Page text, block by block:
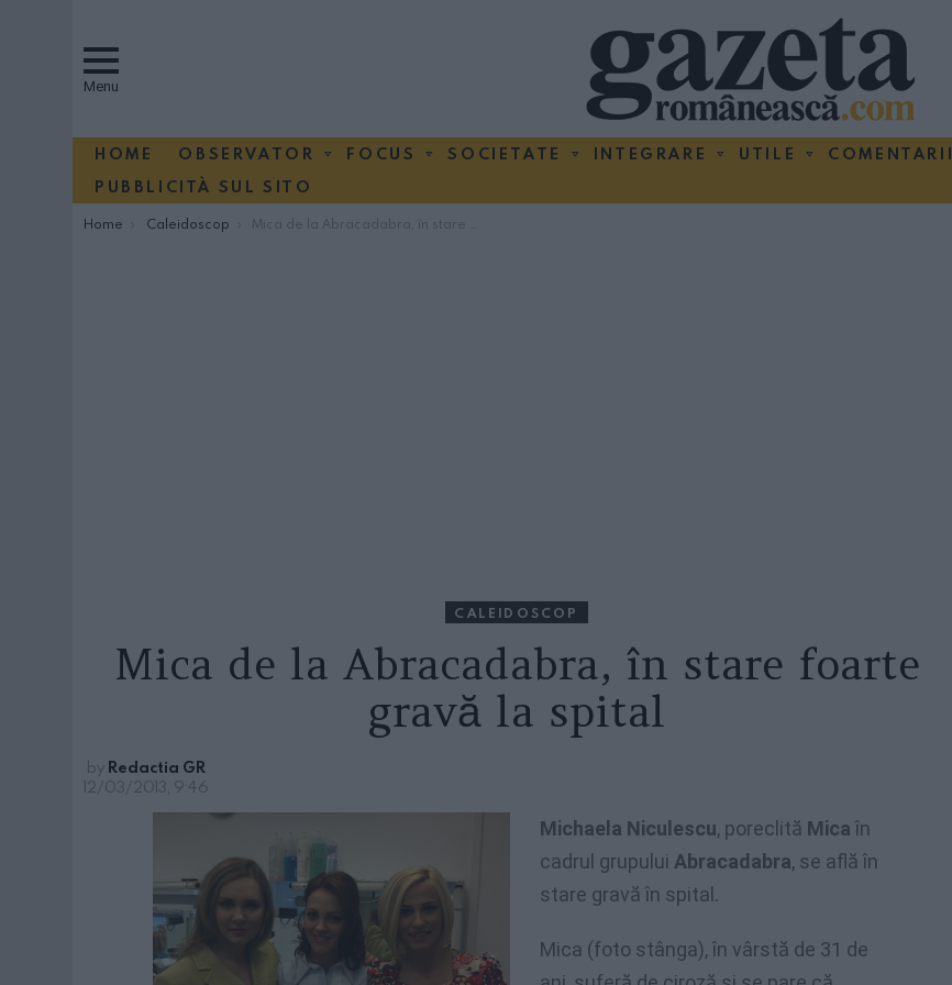
Menu
HOME OBSERVATOR FOCUS SOCIETATE INTEGRARE UTILE COMENTARII
PUBBLICITÀ SUL SITO
You are here:
Home Caleidoscop Mica de la Abracadabra, în stare foarte gravă la spital
CALEIDOSCOP
Mica de la Abracadabra, în stare foarte
gravă la spital
by Redactia GR
12/03/2013, 9:46
Michaela Niculescu, poreclită Mica în
cadrul grupului Abracadabra, se află în
stare gravă în spital.
Mica (foto stânga), în vârstă de 31 de